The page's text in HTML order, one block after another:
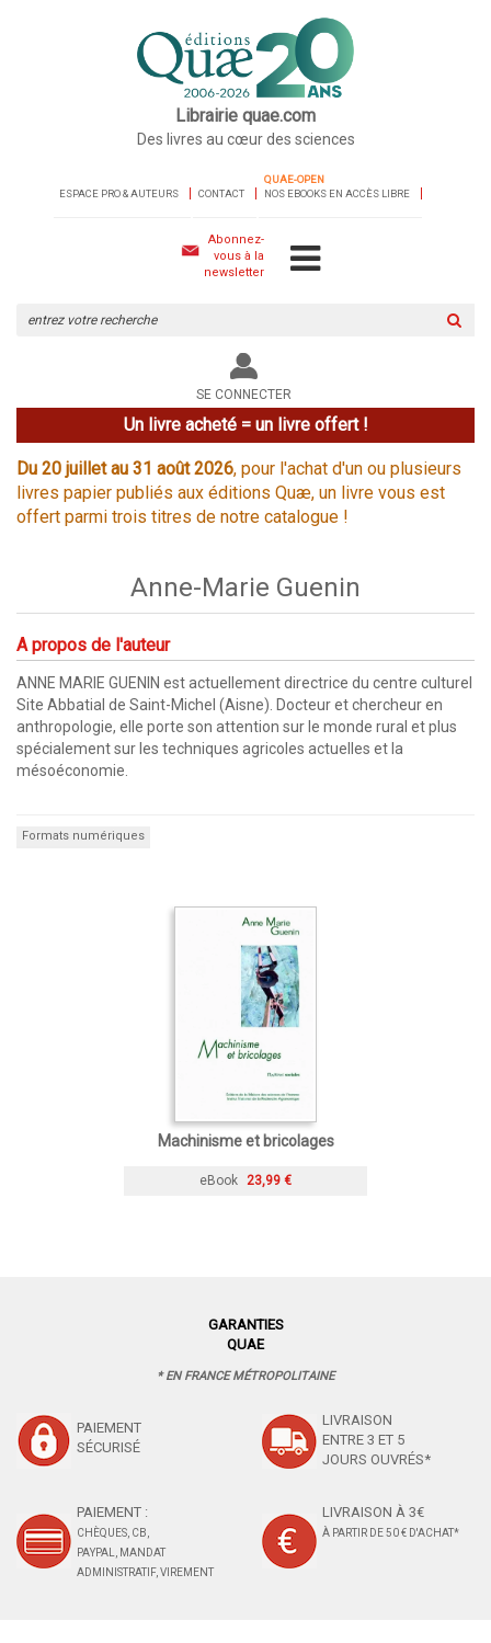
Librairie quae.com
Des livres au cœur des sciences
ESPACE PRO & AUTEURS CONTACT
QUAE-OPEN
NOS EBOOKS EN ACCÈS LIBRE
Abonnez-
vous à la
newsletter
le
site
SE CONNECTER
Un livre acheté = un livre offert !
Du 20 juillet au 31 août 2026, pour l'achat d'un ou plusieurs
livres papier publiés aux éditions Quæ, un livre vous est
offert parmi trois titres de notre catalogue !
Anne-Marie Guenin
A propos de l'auteur
ANNE MARIE GUENIN est actuellement directrice du centre culturel
Site Abbatial de Saint-Michel (Aisne). Docteur et chercheur en
anthropologie, elle porte son attention sur le monde rural et plus
spécialement sur les techniques agricoles actuelles et la
mésoéconomie.
Formats numériques
Machinisme et bricolages
eBook 23,99 €
GARANTIES
QUAE
* EN FRANCE MÉTROPOLITAINE
PAIEMENT
SÉCURISÉ
LIVRAISON
ENTRE 3 ET 5
JOURS OUVRÉS*
PAIEMENT :
CHÈQUES, CB,
PAYPAL, MANDAT
ADMINISTRATIF, VIREMENT
LIVRAISON À 3€
À PARTIR DE 50 € D'ACHAT*